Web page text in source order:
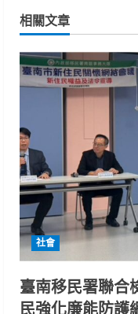
n
u
e
R
e
a
d
i
n
相關文章
社會
臺南移民署聯合
民強化廉能防護